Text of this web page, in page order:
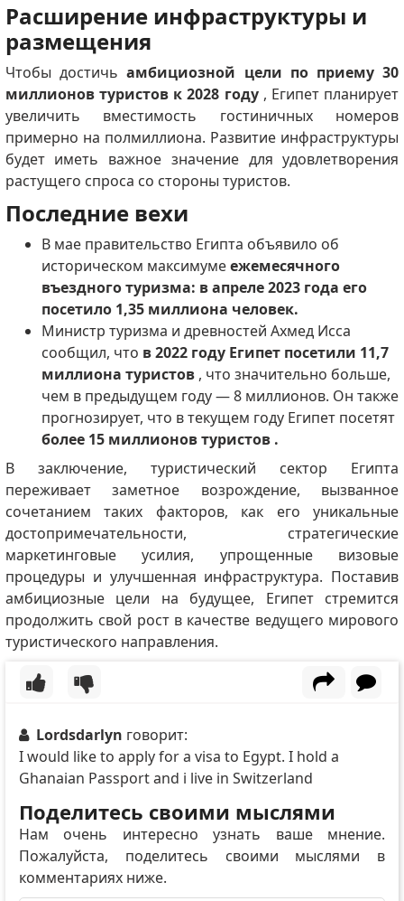
Расширение инфраструктуры и
размещения
Чтобы достичьамбициозной цели по приему 30
миллионов туристов к 2028 году, Египет планирует
увеличить вместимость гостиничных номеров
примерно на полмиллиона. Развитие инфраструктуры
будет иметь важное значение для удовлетворения
растущего спроса со стороны туристов.
Последние вехи
В мае правительство Египта объявило об
историческом максимумеежемесячного
въездного туризма: в апреле 2023 года его
посетило 1,35 миллиона человек.
Министр туризма и древностей Ахмед Исса
сообщил, что в 2022 году Египет посетили 11,7
миллиона туристов, что значительно больше,
чем в предыдущем году — 8 миллионов. Он также
прогнозирует, что в текущем году Египет посетят
более 15 миллионов туристов .
В заключение, туристический сектор Египта
переживает заметное возрождение, вызванное
сочетанием таких факторов, как его уникальные
достопримечательности, стратегические
маркетинговые усилия, упрощенные визовые
процедуры и улучшенная инфраструктура. Поставив
амбициозные цели на будущее, Египет стремится
продолжить свой рост в качестве ведущего мирового
туристического направления.
Lordsdarlyn говорит:
I would like to apply for a visa to Egypt. I hold a
Ghanaian Passport and i live in Switzerland
Поделитесь своими мыслями
Нам очень интересно узнать ваше мнение.
Пожалуйста, поделитесь своими мыслями в
комментариях ниже.